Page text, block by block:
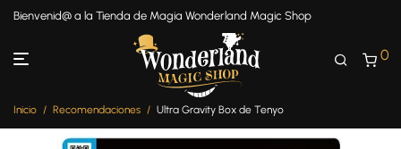
Bienvenid@ a la Tienda de Magia Wonderland Magic Shop
0
Inicio / Recomendaciones / Ultra Gravity Box de Tenyo